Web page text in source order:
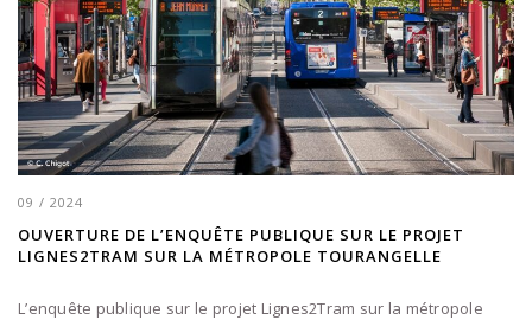
09 / 2024
OUVERTURE DE L’ENQUÊTE PUBLIQUE SUR LE PROJET
LIGNES2TRAM SUR LA MÉTROPOLE TOURANGELLE
L’enquête publique sur le projet Lignes2Tram sur la métropole